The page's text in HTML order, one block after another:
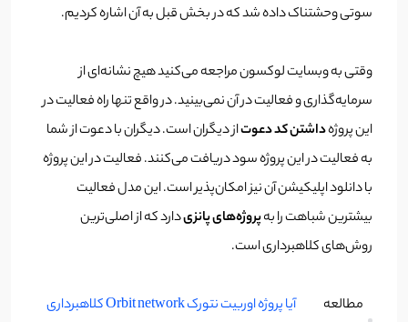
سوتی وحشتناک داده شد که در بخش قبل به آن اشاره کردیم.
وقتی به وبسایت لوکسون مراجعه می‌کنید هیچ نشانه‌ای از
سرمایه‌گذاری و فعالیت در آن نمی‌بینید. در واقع تنها راه فعالیت در
این پروژهداشتن کد دعوتاز دیگران است. دیگران با دعوت از شما
به فعالیت در این پروژه سود دریافت می‌کنند. فعالیت در این پروژه
با دانلود اپلیکیشن آن نیز امکان‌پذیر است. این مدل فعالیت
بیشترین شباهت را بهپروژه‌های پانزیدارد که از اصلی‌ترین
روش‌های کلاهبرداری است.
مطالعه
آیا پروژه اوربیت نتورک Orbit network کلاهبرداری